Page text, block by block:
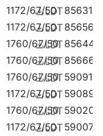
1172/67/50
856310
1172/67/50
856563
1760/67/50 856440
1760/67/50 856662
1760/67/50 590917
1172/67/50
590894
1760/67/50 590207
1172/67/50
590078